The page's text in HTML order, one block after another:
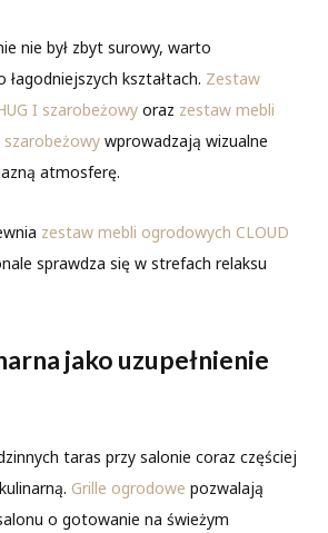
nie był zbyt surowy, warto
kształtach. Zestaw
I szarobeżowy oraz zestaw mebli
wprowadzają wizualne
atmosferę.
zestaw mebli ogrodowych CLOUD
sprawdza się w strefach relaksu
jako uzupełnienie
taras przy salonie coraz częściej
Grille ogrodowe pozwalają
o gotowanie na świeżym